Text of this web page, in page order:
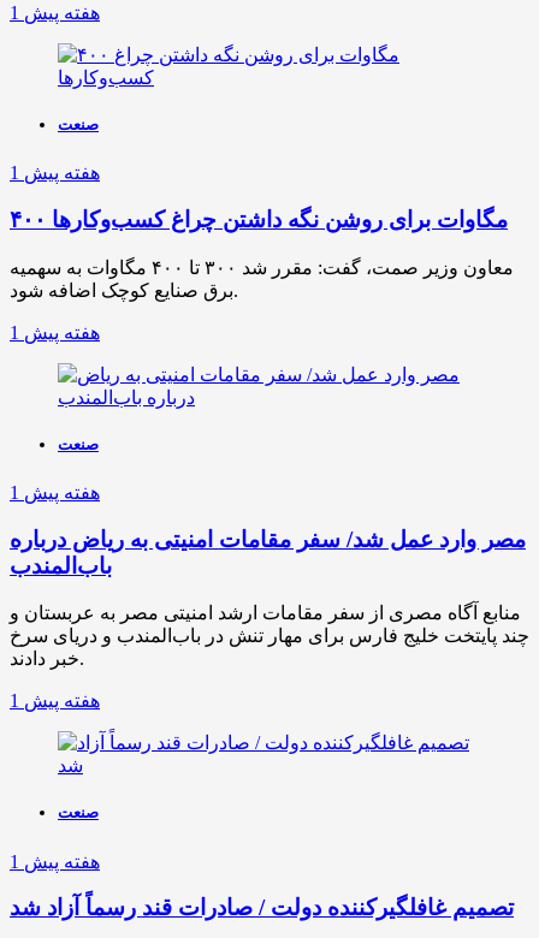
1 هفته پیش
صنعت
1 هفته پیش
۴۰۰ مگاوات برای روشن نگه داشتن چراغ کسب‌وکار‌ها
معاون وزیر صمت، گفت: مقرر شد ۳۰۰ تا ۴۰۰ مگاوات به سهمیه
برق صنایع کوچک اضافه شود.
1 هفته پیش
صنعت
1 هفته پیش
مصر وارد عمل شد/ سفر مقامات امنیتی به ریاض درباره
باب‌المندب
منابع آگاه مصری از سفر مقامات ارشد امنیتی مصر به عربستان و
چند پایتخت خلیج فارس برای مهار تنش در باب‌المندب و دریای سرخ
خبر دادند.
1 هفته پیش
صنعت
1 هفته پیش
تصمیم غافلگیرکننده دولت / صادرات قند رسماً آزاد شد